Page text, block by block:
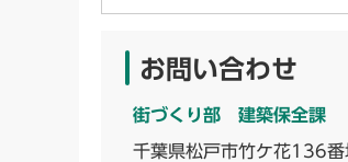
お問い合わせ
街づくり部 建築保全課
千葉県松戸市竹ケ花136